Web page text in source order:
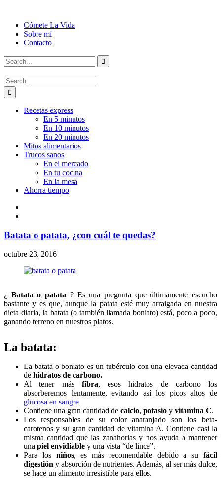
Cómete La Vida
Sobre mí
Contacto
Recetas express
En 5 minutos
En 10 minutos
En 20 minutos
Mitos alimentarios
Trucos sanos
En el mercado
En tu cocina
En la mesa
Ahorra tiempo
Batata o patata, ¿con cuál te quedas?
octubre 23, 2016
¿ Batata o patata ? Es una pregunta que últimamente escucho
bastante y es que, aunque la patata esté muy arraigada en nuestra
dieta diaria, la batata (o también llamada boniato) está, poco a poco,
ganando terreno en nuestros platos.
La batata:
La batata o boniato es un tubérculo con una elevada cantidad
de hidratos de carbono.
Al tener más fibra, esos hidratos de carbono los
absorberemos lentamente, evitando así los picos altos de
glucosa en sangre.
Contiene una gran cantidad de calcio, potasio y vitamina C.
Los responsables de su color anaranjado son los beta-
carotenos y su gran cantidad de vitamina A. Contiene casi la
misma cantidad que las zanahorias y nos ayuda a mantener
una piel envidiable y una vista “de lince”.
Para los niños, es más recomendable debido a sufácil
digestión y absorción de nutrientes. Además, al ser más dulce,
se hace un alimento irresistible para ellos.